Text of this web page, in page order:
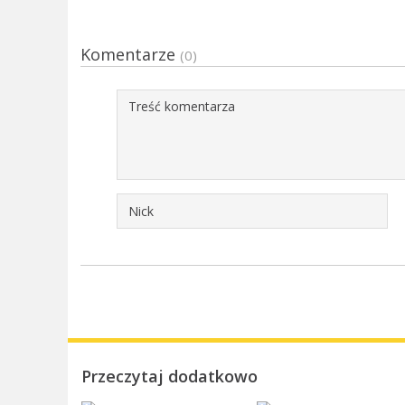
Komentarze (0)
Przeczytaj dodatkowo